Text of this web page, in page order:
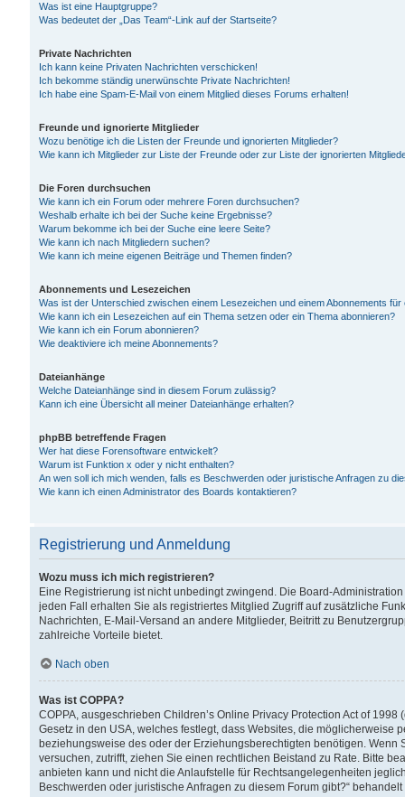
Was ist eine Hauptgruppe?
Was bedeutet der „Das Team“-Link auf der Startseite?
Private Nachrichten
Ich kann keine Privaten Nachrichten verschicken!
Ich bekomme ständig unerwünschte Private Nachrichten!
Ich habe eine Spam-E-Mail von einem Mitglied dieses Forums erhalten!
Freunde und ignorierte Mitglieder
Wozu benötige ich die Listen der Freunde und ignorierten Mitglieder?
Wie kann ich Mitglieder zur Liste der Freunde oder zur Liste der ignorierten
Die Foren durchsuchen
Wie kann ich ein Forum oder mehrere Foren durchsuchen?
Weshalb erhalte ich bei der Suche keine Ergebnisse?
Warum bekomme ich bei der Suche eine leere Seite?
Wie kann ich nach Mitgliedern suchen?
Wie kann ich meine eigenen Beiträge und Themen finden?
Abonnements und Lesezeichen
Was ist der Unterschied zwischen einem Lesezeichen und einem Abonnements
Wie kann ich ein Lesezeichen auf ein Thema setzen oder ein Thema abonnieren?
Wie kann ich ein Forum abonnieren?
Wie deaktiviere ich meine Abonnements?
Dateianhänge
Welche Dateianhänge sind in diesem Forum zulässig?
Kann ich eine Übersicht all meiner Dateianhänge erhalten?
phpBB betreffende Fragen
Wer hat diese Forensoftware entwickelt?
Warum ist Funktion x oder y nicht enthalten?
An wen soll ich mich wenden, falls es Beschwerden oder juristische Anfragen zu
Wie kann ich einen Administrator des Boards kontaktieren?
Registrierung und Anmeldung
Wozu muss ich mich registrieren?
Eine Registrierung ist nicht unbedingt zwingend. Die Board-
jeden Fall erhalten Sie als registriertes Mitglied Zugriff auf zusätzliche
Nachrichten, E-Mail-Versand an andere Mitglieder, Beitritt zu
zahlreiche Vorteile bietet.
Nach oben
Was ist COPPA?
COPPA, ausgeschrieben Children’s Online Privacy Protection Act of
Gesetz in den USA, welches festlegt, dass Websites, die
beziehungsweise des oder der Erziehungsberechtigten benötigen.
versuchen, zutrifft, ziehen Sie einen rechtlichen Beistand zu Rate. Bitte
anbieten kann und nicht die Anlaufstelle für Rechtsangelegenheiten
Beschwerden oder juristische Anfragen zu diesem Forum gibt?“